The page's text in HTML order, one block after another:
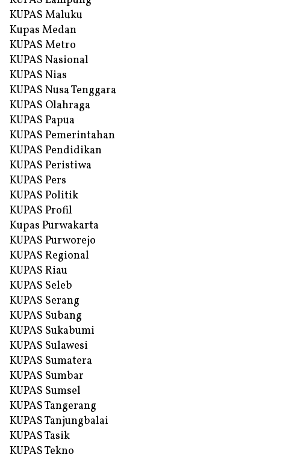
KUPAS Maluku
Kupas Medan
KUPAS Metro
KUPAS Nasional
KUPAS Nias
KUPAS Nusa Tenggara
KUPAS Olahraga
KUPAS Papua
KUPAS Pemerintahan
KUPAS Pendidikan
KUPAS Peristiwa
KUPAS Pers
KUPAS Politik
KUPAS Profil
Kupas Purwakarta
KUPAS Purworejo
KUPAS Regional
KUPAS Riau
KUPAS Seleb
KUPAS Serang
KUPAS Subang
KUPAS Sukabumi
KUPAS Sulawesi
KUPAS Sumatera
KUPAS Sumbar
KUPAS Sumsel
KUPAS Tangerang
KUPAS Tanjungbalai
KUPAS Tasik
KUPAS Tekno